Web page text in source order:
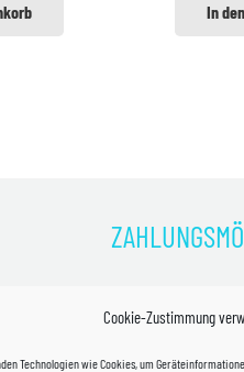
Cookie-Zustimmung
Technologien wie Cookies, um
In